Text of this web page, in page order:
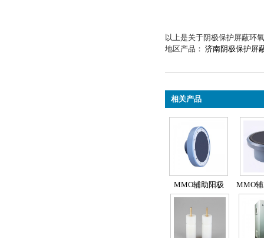
以上是关于阴极保护屏蔽环
地区产品： 济南阴极保护屏
相关产品
MMO辅助阳极 MMO